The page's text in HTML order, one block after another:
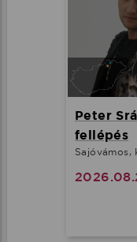
Peter
fellépés
Sajóvámos,